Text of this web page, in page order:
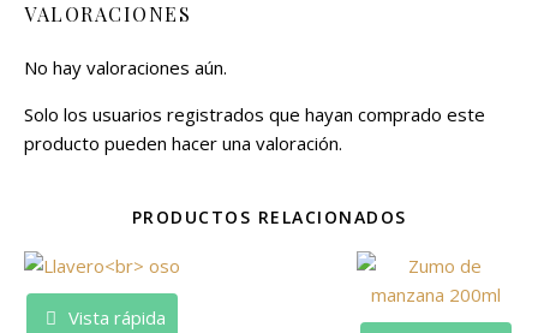
VALORACIONES
No hay valoraciones aún.
Solo los usuarios registrados que hayan comprado este
producto pueden hacer una valoración.
PRODUCTOS RELACIONADOS
Vista rápida